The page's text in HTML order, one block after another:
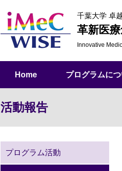
千葉大学 卓
革新医
Innovative
Home プログラムに
活動報告
プログラム活動